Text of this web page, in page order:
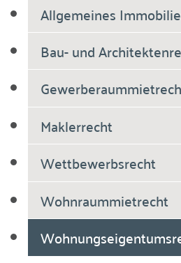
Allgemeines
Bau- und
Maklerrecht
Wettbewerbsrecht
Wohnraummietrecht